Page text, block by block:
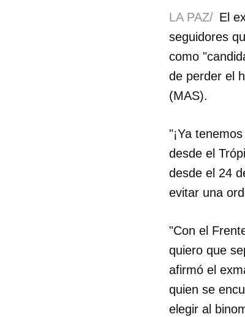
LA PAZ/ El
seguidores
como
de perder el
(MAS).
"¡Ya
desde el
desde el 24
evitar una
"Con el
quiero que
afirmó el
quien se
elegir al